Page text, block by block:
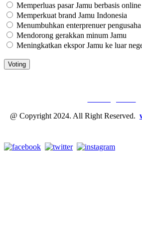
Memperluas pasar Jamu berbasis online
Memperkuat brand Jamu Indonesia
Menumbuhkan enterprenuer pengusaha
Mendorong gerakkan minum Jamu
Meningkatkan ekspor Jamu ke luar
@ Copyright 2024. All Right Reserved.